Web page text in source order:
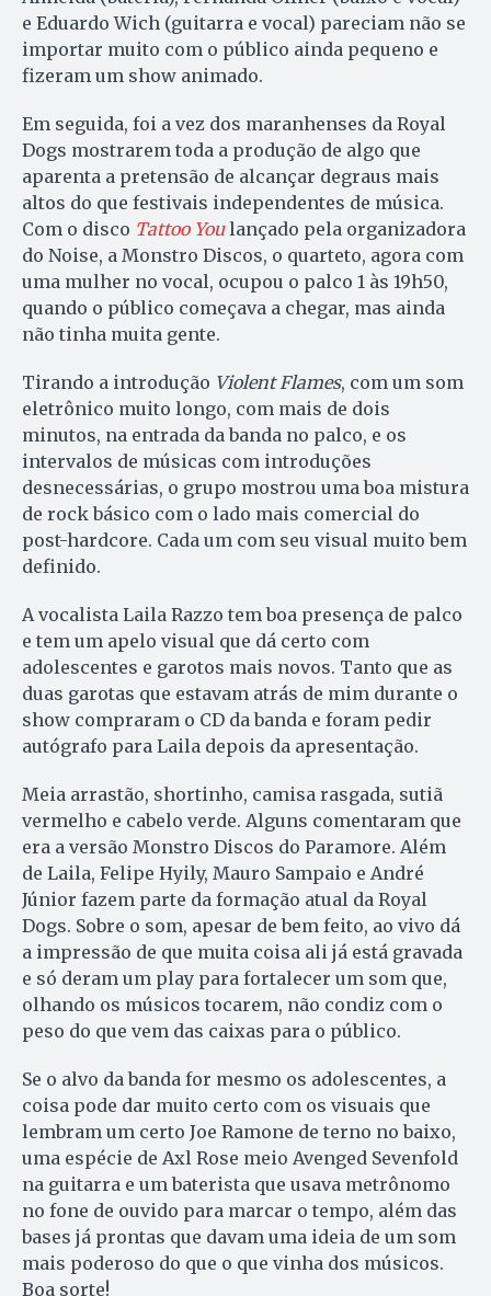
e Eduardo Wich (guitarra e vocal) pareciam não se
importar muito com o público ainda pequeno e
fizeram um show animado.
Em seguida, foi a vez dos maranhenses da Royal
Dogs mostrarem toda a produção de algo que
aparenta a pretensão de alcançar degraus mais
altos do que festivais independentes de música.
Com o disco Tattoo Youlançado pela organizadora
do Noise, a Monstro Discos, o quarteto, agora com
uma mulher no vocal, ocupou o palco 1 às 19h50,
quando o público começava a chegar, mas ainda
não tinha muita gente.
Tirando a introdução Violent Flames, com um som
eletrônico muito longo, com mais de dois
minutos, na entrada da banda no palco, e os
intervalos de músicas com introduções
desnecessárias, o grupo mostrou uma boa mistura
de rock básico com o lado mais comercial do
post-hardcore. Cada um com seu visual muito bem
definido.
A vocalista Laila Razzo tem boa presença de palco
e tem um apelo visual que dá certo com
adolescentes e garotos mais novos. Tanto que as
duas garotas que estavam atrás de mim durante o
show compraram o CD da banda e foram pedir
autógrafo para Laila depois da apresentação.
Meia arrastão, shortinho, camisa rasgada, sutiã
vermelho e cabelo verde. Alguns comentaram que
era a versão Monstro Discos do Paramore. Além
de Laila, Felipe Hyily, Mauro Sampaio e André
Júnior fazem parte da formação atual da Royal
Dogs. Sobre o som, apesar de bem feito, ao vivo dá
a impressão de que muita coisa ali já está gravada
e só deram um play para fortalecer um som que,
olhando os músicos tocarem, não condiz com o
peso do que vem das caixas para o público.
Se o alvo da banda for mesmo os adolescentes, a
coisa pode dar muito certo com os visuais que
lembram um certo Joe Ramone de terno no baixo,
uma espécie de Axl Rose meio Avenged Sevenfold
na guitarra e um baterista que usava metrônomo
no fone de ouvido para marcar o tempo, além das
bases já prontas que davam uma ideia de um som
mais poderoso do que o que vinha dos músicos.
Boa sorte!